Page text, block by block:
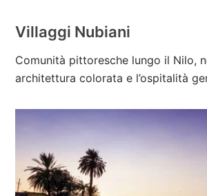
Villaggi Nubiani
Comunità pittoresche lungo il Nilo,
architettura colorata e l’ospitalità